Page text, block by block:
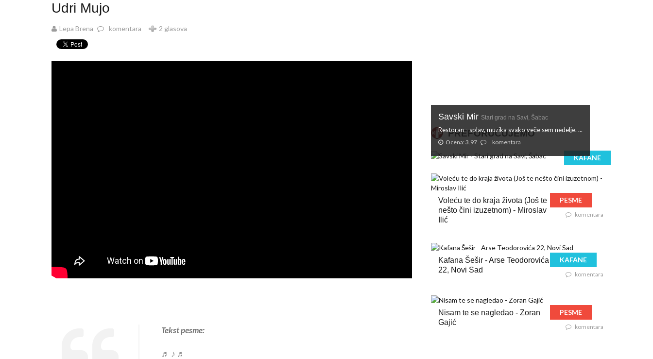
Udri Mujo
Lepa Brena komentara 2 glasova
Tekst pesme:
♬ ♪ ♬
PREPORUČUJEMO
KAFANE
Savski Mir Stari grad na Savi, Šabac
Restoran - splav, muzika svako veče sem nedelje. ...
Ocena: 3.97 komentara
Voleću te do kraja života (Još te
nešto čini izuzetnom) - Miroslav
Ilić
PESME
komentara
Kafana Šešir - Arse Teodorovića
22, Novi Sad
KAFANE
komentara
Nisam te se nagledao - Zoran
Gajić
PESME
komentara